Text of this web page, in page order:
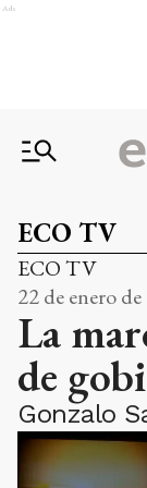
Ads
ECO TV
ECO TV
22 de enero
La
de
Gonzalo